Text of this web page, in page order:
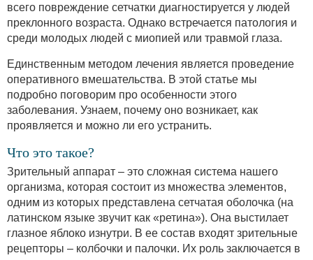
всего повреждение сетчатки диагностируется у людей
преклонного возраста. Однако встречается патология и
среди молодых людей с миопией или травмой глаза.
Единственным методом лечения является проведение
оперативного вмешательства. В этой статье мы
подробно поговорим про особенности этого
заболевания. Узнаем, почему оно возникает, как
проявляется и можно ли его устранить.
Что это такое?
Зрительный аппарат – это сложная система нашего
организма, которая состоит из множества элементов,
одним из которых представлена сетчатая оболочка (на
латинском языке звучит как «ретина»). Она выстилает
глазное яблоко изнутри. В ее состав входят зрительные
рецепторы – колбочки и палочки. Их роль заключается в